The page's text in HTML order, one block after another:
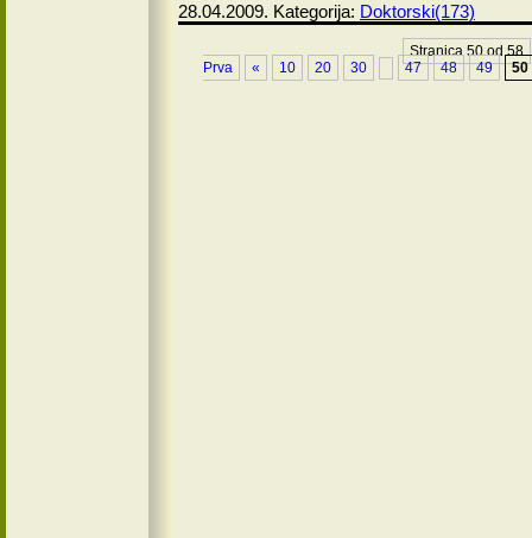
28.04.2009. Kategorija: Doktorski(173)
Stranica 50 od 58
Prva
« 10 20 30 47 48 49 50